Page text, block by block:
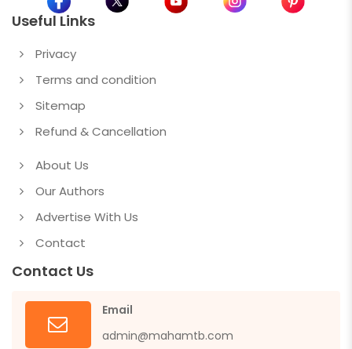
Useful Links
Privacy
Terms and condition
Sitemap
Refund & Cancellation
About Us
Our Authors
Advertise With Us
Contact
Contact Us
Email
admin@mahamtb.com